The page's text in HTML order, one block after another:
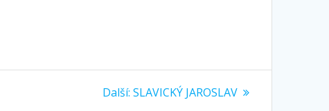
Další: Další
SLAVICKÝ JAROSLAV